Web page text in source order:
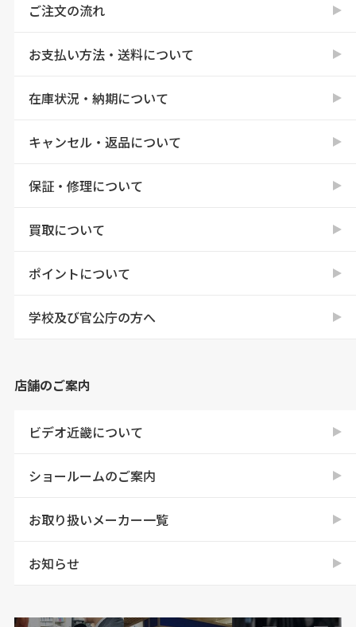
ご注文の流れ
お支払い方法・送料について
在庫状況・納期について
キャンセル・返品について
保証・修理について
買取について
ポイントについて
学校及び官公庁の方へ
店舗のご案内
ビデオ近畿について
ショールームのご案内
お取り扱いメーカー一覧
お知らせ